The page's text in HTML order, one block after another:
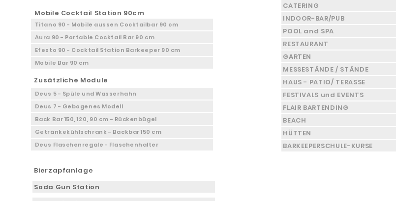
Mobile Cocktail Station 90cm
Titano 90 - Mobile aussen Cocktailbar 90 cm
Aura 90 - Portable Cocktail Bar 90 cm
Efesto 90 - Cocktail Station Barkeeper 90 cm
Mobile Bar 90 cm
Zusätzliche Module
Deus 5 - Spüle und Wasserhahn
Deus 7 - Gebogenes Modell
Back Bar 150, 120, 90 cm - Rückenbügel
Getränkekühlschrank - Backbar 150 cm
Deus Flaschenregale - Flaschenhalter
Bierzapfanlage
Soda Gun Station
CATERING
INDOOR-BAR/PUB
POOL and SPA
RESTAURANT
GARTEN
MESSESTÄNDE / STÄNDE
HAUS - PATIO/ TERASSE
FESTIVALS und EVENTS
FLAIR BARTENDING
BEACH
HÜTTEN
BARKEEPERSCHULE-KURSE